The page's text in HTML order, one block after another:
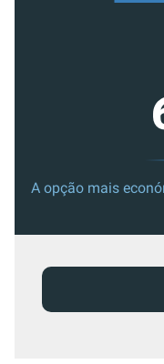
A opção mais